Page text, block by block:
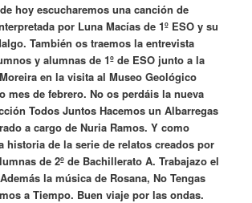
hoy escucharemos una canción de
por Luna Macías de 1º ESO y su
También os traemos la entrevista
y alumnas de 1º de ESO junto a la
en la visita al Museo Geológico
mes de febrero. No os perdáis la nueva
Todos Juntos Hacemos un Albarregas
a cargo de Nuria Ramos. Y como
historia de la serie de relatos creados por
de 2º de Bachillerato A. Trabajazo el
la música de Rosana, No Tengas
a Tiempo. Buen viaje por las ondas.